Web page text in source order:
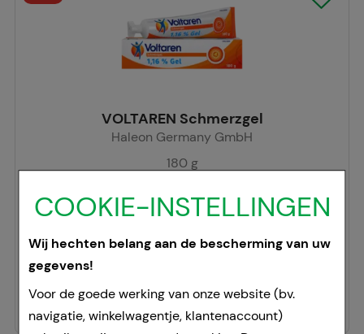
COOKIE-INSTELLINGEN
Wij hechten belang aan de bescherming van uw
gegevens!
Voor de goede werking van onze website (bv.
navigatie, winkelwagentje, klantenaccount)
VOLTAREN Schmerzgel
Haleon Germany GmbH
180 g
06998784
18,95 €¹
Prijslijst:24,94 €